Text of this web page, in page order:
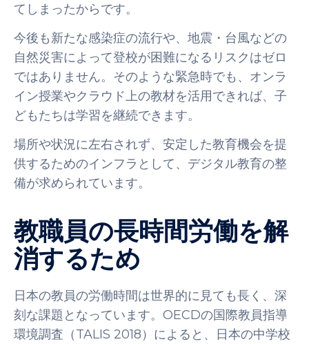
てしまったからです。
今後も新たな感染症の流行や、地震・台風などの
自然災害によって登校が困難になるリスクはゼロ
ではありません。そのような緊急時でも、オンラ
イン授業やクラウド上の教材を活用できれば、子
どもたちは学習を継続できます。
場所や状況に左右されず、安定した教育機会を提
供するためのインフラとして、デジタル教育の整
備が求められています。
教職員の長時間労働を解
消するため
日本の教員の労働時間は世界的に見ても長く、深
刻な課題となっています。OECDの国際教員指導
環境調査（TALIS 2018）によると、日本の中学校